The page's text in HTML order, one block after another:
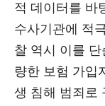
적 데이터를 바
수사기관에 적
찰 역시 이를
량한 보험 가입
생 침해 범죄로